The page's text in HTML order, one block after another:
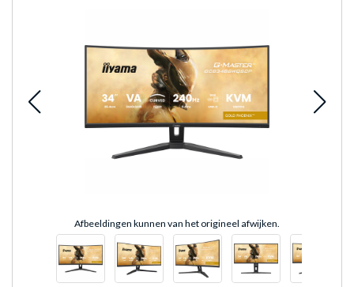
Afbeeldingen kunnen van het origineel afwijken.